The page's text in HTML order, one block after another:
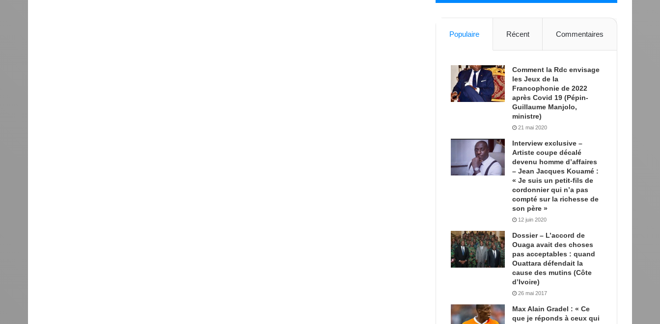
Populaire Récent Commentaires
Comment la Rdc envisage
les Jeux de la
Francophonie de 2022
après Covid 19 (Pépin-
Guillaume Manjolo,
ministre)
21 mai 2020
Interview exclusive –
Artiste coupe décalé
devenu homme d’affaires
– Jean Jacques Kouamé :
« Je suis un petit-fils de
cordonnier qui n’a pas
compté sur la richesse de
son père »
12 juin 2020
Dossier – L’accord de
Ouaga avait des choses
pas acceptables : quand
Ouattara défendait la
cause des mutins (Côte
d’Ivoire)
26 mai 2017
Max Alain Gradel : « Ce
que je réponds à ceux qui